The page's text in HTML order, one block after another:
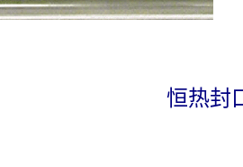
恒热封